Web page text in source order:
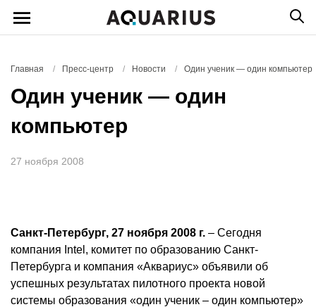
Главная / Пресс-центр / Новости / Один ученик — один компьютер
Один ученик — один
компьютер
27 ноября 2008
Санкт-Петербург, 27 ноября 2008 г. – Сегодня
компания Intel, комитет по образованию Санкт-
Петербурга и компания «Аквариус» объявили об
успешных результатах пилотного проекта новой
системы образования «один ученик – один компьютер»